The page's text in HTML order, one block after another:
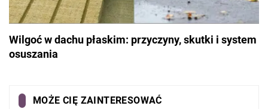
Wilgoć w dachu płaskim: przyczyny, skutki i system
osuszania
MOŻE CIĘ ZAINTERESOWAĆ